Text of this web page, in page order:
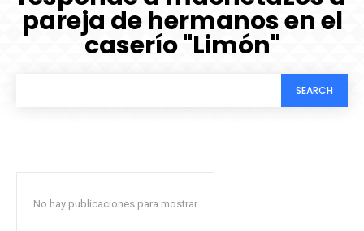
pareja de hermanos en el
caserío "Limón"
SEARCH
No hay publicaciones para mostrar